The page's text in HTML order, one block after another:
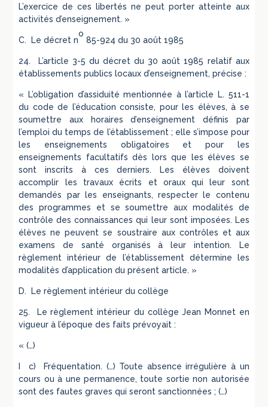
L’exercice de ces libertés ne peut porter atteinte aux
activités d’enseignement. »
C. Le décret n
o
85-924 du 30 août 1985
24. L’article 3-5 du décret du 30 août 1985 relatif aux
établissements publics locaux d’enseignement, précise :
« L’obligation d’assiduité mentionnée à l’article L. 511-1
du code de l’éducation consiste, pour les élèves, à se
soumettre aux horaires d’enseignement définis par
l’emploi du temps de l’établissement ; elle s’impose pour
les enseignements obligatoires et pour les
enseignements facultatifs dès lors que les élèves se
sont inscrits à ces derniers. Les élèves doivent
accomplir les travaux écrits et oraux qui leur sont
demandés par les enseignants, respecter le contenu
des programmes et se soumettre aux modalités de
contrôle des connaissances qui leur sont imposées. Les
élèves ne peuvent se soustraire aux contrôles et aux
examens de santé organisés à leur intention. Le
règlement intérieur de l’établissement détermine les
modalités d’application du présent article. »
D. Le règlement intérieur du collège
25. Le règlement intérieur du collège Jean Monnet en
vigueur à l’époque des faits prévoyait :
« (…)
c)
Fréquentation. (…) Toute absence irrégulière à un
cours ou à une permanence, toute sortie non autorisée
sont des fautes graves qui seront sanctionnées ; (…)